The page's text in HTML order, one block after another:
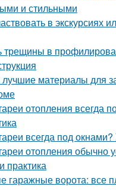
и стильными
в экскурсиях
трещины в
лучшие материалы для
отопления всегда
всегда под окнами?
отопления обычно
практика
гаражные ворота: все